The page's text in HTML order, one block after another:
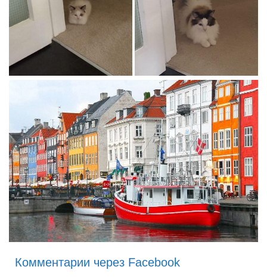
Комментарии через Facebook